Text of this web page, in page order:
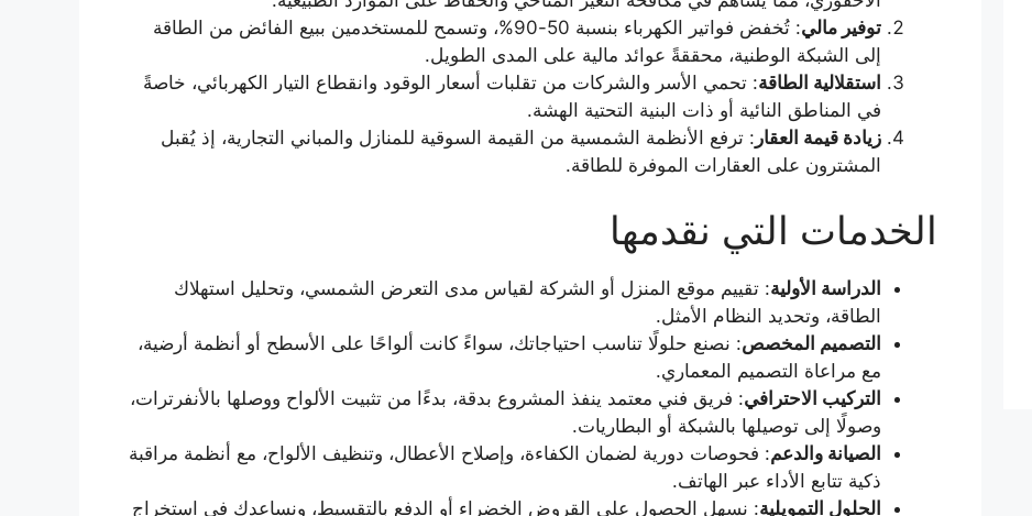
توفير مالي
: تُخفض فواتير الكهرباء بنسبة 50-90%، وتسمح للمستخدمين ببيع الفائض من الطاقة
إلى الشبكة الوطنية، محققةً عوائد مالية على المدى الطويل.
استقلالية الطاقة: تحمي الأسر والشركات من تقلبات أسعار الوقود وانقطاع التيار الكهربائي، خاصةً
في المناطق النائية أو ذات البنية التحتية الهشة.
زيادة قيمة العقار : ترفع الأنظمة الشمسية من القيمة السوقية للمنازل والمباني التجارية، إذ يُقبل
المشترون على العقارات الموفرة للطاقة.
الخدمات التي نقدمها
الدراسة الأولية: تقييم موقع المنزل أو الشركة لقياس مدى التعرض الشمسي، وتحليل استهلاك
الطاقة، وتحديد النظام الأمثل.
التصميم المخصص: نصنع حلولًا تناسب احتياجاتك، سواءً كانت ألواحًا على الأسطح أو أنظمة أرضية،
مع مراعاة التصميم المعماري.
التركيب الاحترافي: فريق فني معتمد ينفذ المشروع بدقة، بدءًا من تثبيت الألواح ووصلها بالأنفرترات،
وصولًا إلى توصيلها بالشبكة أو البطاريات.
الصيانة والدعم: فحوصات دورية لضمان الكفاءة، وإصلاح الأعطال، وتنظيف الألواح، مع أنظمة مراقبة
ذكية تتابع الأداء عبر الهاتف.
الحلول التمويلية: نسهل الحصول على القروض الخضراء أو الدفع بالتقسيط، ونساعدك في استخراج